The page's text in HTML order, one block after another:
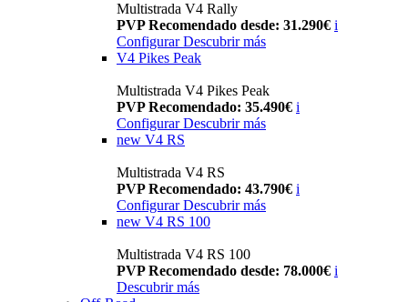
Multistrada V4 Rally
PVP Recomendado desde: 31.290€ i
Configurar Descubrir más
V4 Pikes Peak
Multistrada V4 Pikes Peak
PVP Recomendado: 35.490€ i
Configurar Descubrir más
new V4 RS
Multistrada V4 RS
PVP Recomendado: 43.790€ i
ConfigurarDescubrir más
new V4 RS 100
Multistrada V4 RS 100
PVP Recomendado desde: 78.000€ i
Descubrir más